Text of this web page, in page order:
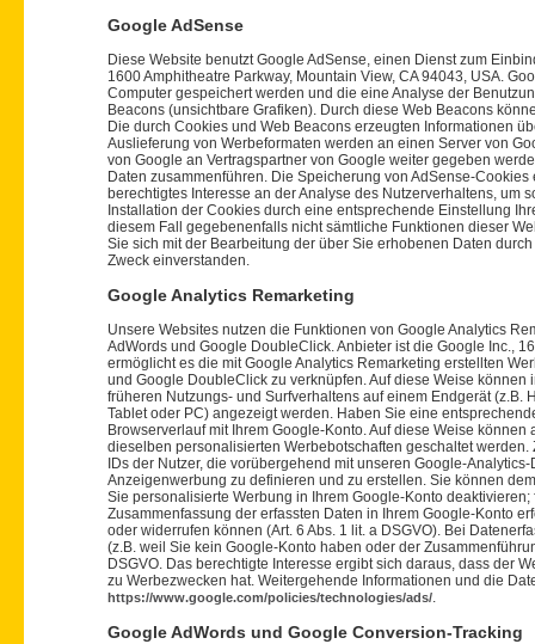
Google AdSense
Diese Website benutzt Google AdSense, einen Dienst zum
1600 Amphitheatre Parkway, Mountain View, CA 94043, USA.
Computer gespeichert werden und die eine Analyse der
Beacons (unsichtbare Grafiken). Durch diese Web Beacons
Die durch Cookies und Web Beacons erzeugten Informationen
Auslieferung von Werbeformaten werden an einen Server von
von Google an Vertragspartner von Google weiter gegeben
Daten zusammenführen. Die Speicherung von AdSense-
berechtigtes Interesse an der Analyse des Nutzerverhaltens,
Installation der Cookies durch eine entsprechende Einstellung
diesem Fall gegebenenfalls nicht sämtliche Funktionen dieser
Sie sich mit der Bearbeitung der über Sie erhobenen Daten
Zweck einverstanden.
Google Analytics Remarketing
Unsere Websites nutzen die Funktionen von Google Analytics
AdWords und Google DoubleClick. Anbieter ist die Google Inc.,
ermöglicht es die mit Google Analytics Remarketing erstellten
und Google DoubleClick zu verknüpfen. Auf diese Weise
früheren Nutzungs- und Surfverhaltens auf einem Endgerät
Tablet oder PC) angezeigt werden. Haben Sie eine
Browserverlauf mit Ihrem Google-Konto. Auf diese Weise
dieselben personalisierten Werbebotschaften geschaltet
IDs der Nutzer, die vorübergehend mit unseren Google-
Anzeigenwerbung zu definieren und zu erstellen. Sie können
Sie personalisierte Werbung in Ihrem Google-Konto
Zusammenfassung der erfassten Daten in Ihrem Google-Konto
oder widerrufen können (Art. 6 Abs. 1 lit. a DSGVO). Bei
(z.B. weil Sie kein Google-Konto haben oder der
DSGVO. Das berechtigte Interesse ergibt sich daraus, dass der
zu Werbezwecken hat. Weitergehende Informationen und die
https://www.google.com/policies/technologies/ads/.
Google AdWords und Google Conversion-Tracking